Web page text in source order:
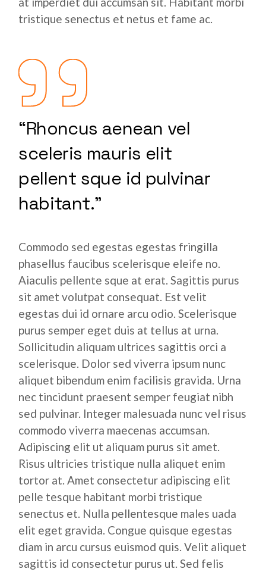
tristique senectus et netus et fame ac.
“Rhoncus aenean vel
sceleris mauris elit
pellent sque id pulvinar
habitant.”
Commodo sed egestas egestas fringilla
phasellus faucibus scelerisque eleife no.
Aiaculis pellente sque at erat. Sagittis purus
sit amet volutpat consequat. Est velit
egestas dui id ornare arcu odio. Scelerisque
purus semper eget duis at tellus at urna.
Sollicitudin aliquam ultrices sagittis orci a
scelerisque. Dolor sed viverra ipsum nunc
aliquet bibendum enim facilisis gravida. Urna
nec tincidunt praesent semper feugiat nibh
sed pulvinar. Integer malesuada nunc vel risus
commodo viverra maecenas accumsan.
Adipiscing elit ut aliquam purus sit amet.
Risus ultricies tristique nulla aliquet enim
tortor at. Amet consectetur adipiscing elit
pelle tesque habitant morbi tristique
senectus et. Nulla pellentesque males uada
elit eget gravida. Congue quisque egestas
diam in arcu cursus euismod quis. Velit aliquet
sagittis id consectetur purus ut. Sed felis